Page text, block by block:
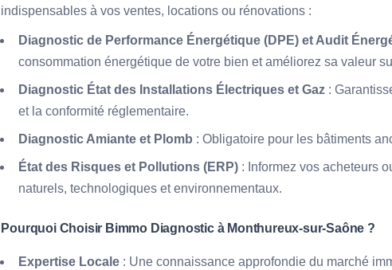
indispensables à vos ventes, locations ou rénovations :
Diagnostic de Performance Énergétique (DPE) et Audit
consommation énergétique de votre bien et améliorez sa valeur
Diagnostic État des Installations Électriques et Gaz :
et la conformité réglementaire.
Diagnostic Amiante et Plomb : Obligatoire pour les bâtiments
État des Risques et Pollutions (ERP) : Informez vos acheteurs
naturels, technologiques et environnementaux.
Pourquoi Choisir Bimmo Diagnostic à Monthureux-sur-Saône ?
Expertise Locale : Une connaissance approfondie du marché